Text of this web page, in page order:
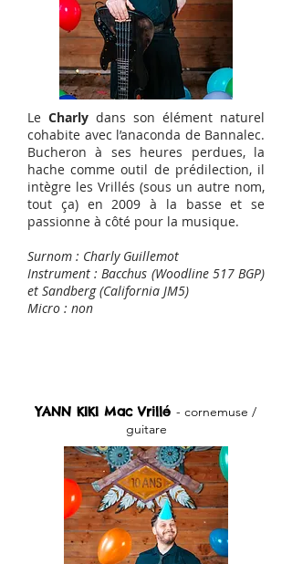
Le Charly dans son élément naturel
cohabite avec l’anaconda de Bannalec.
Bucheron à ses heures perdues, la
hache comme outil de prédilection, il
intègre les Vrillés (sous un autre nom,
tout ça) en 2009 à la basse et se
passionne à côté pour la musique.
Surnom : Charly Guillemot
Instrument : Bacchus (Woodline 517 BGP)
et Sandberg (California JM5)
Micro : non
YANN KIKI Mac Vrillé - cornemuse /
guitare